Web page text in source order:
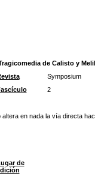
de Calisto y
Symposium
2
altera en nada la vía directa
de